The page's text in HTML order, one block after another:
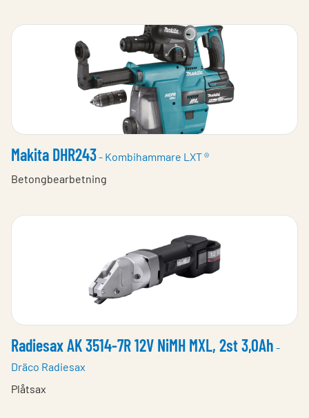
Makita DHR243- Kombihammare LXT ®
Betongbearbetning
Radiesax AK 3514-7R 12V NiMH MXL, 2st 3,0Ah -
Dräco Radiesax
Plåtsax